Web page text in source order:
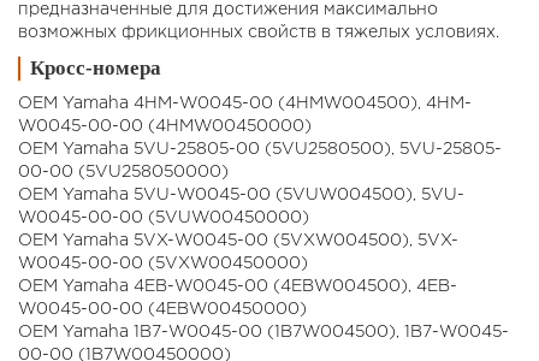
предназначенные для достижения максимально
возможных фрикционных свойств в тяжелых условиях.
Кросс-номера
OEM Yamaha 4HM-W0045-00 (4HMW004500), 4HM-
W0045-00-00 (4HMW00450000)
OEM Yamaha 5VU-25805-00 (5VU2580500), 5VU-25805-
00-00 (5VU258050000)
OEM Yamaha 5VU-W0045-00 (5VUW004500), 5VU-
W0045-00-00 (5VUW00450000)
OEM Yamaha 5VX-W0045-00 (5VXW004500), 5VX-
W0045-00-00 (5VXW00450000)
OEM Yamaha 4EB-W0045-00 (4EBW004500), 4EB-
W0045-00-00 (4EBW00450000)
OEM Yamaha 1B7-W0045-00 (1B7W004500), 1B7-W0045-
00-00 (1B7W00450000)